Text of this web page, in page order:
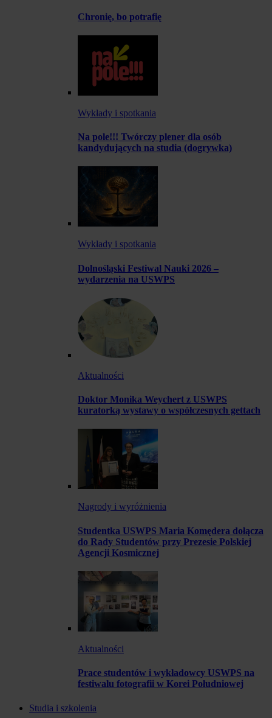
Chronię, bo potrafię
Wykłady i spotkania
Na pole!!! Twórczy plener dla osób
kandydujących na studia (dogrywka)
Wykłady i spotkania
Dolnośląski Festiwal Nauki 2026 –
wydarzenia na USWPS
Aktualności
Doktor Monika Weychert z USWPS
kuratorką wystawy o współczesnych gettach
Nagrody i wyróżnienia
Studentka USWPS Maria Komędera dołącza
do Rady Studentów przy Prezesie Polskiej
Agencji Kosmicznej
Aktualności
Prace studentów i wykładowcy USWPS na
festiwalu fotografii w Korei Południowej
Studia i szkolenia